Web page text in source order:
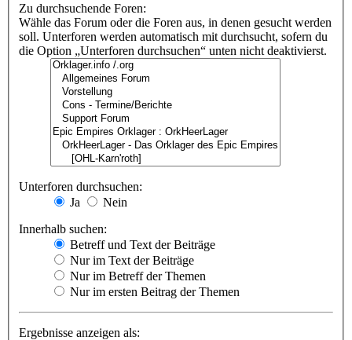
Zu durchsuchende Foren:
Wähle das Forum oder die Foren aus, in denen gesucht werden
soll. Unterforen werden automatisch mit durchsucht, sofern du
die Option „Unterforen durchsuchen“ unten nicht deaktivierst.
Unterforen durchsuchen:
Ja
Nein
Innerhalb suchen:
Betreff und Text der Beiträge
Nur im Text der Beiträge
Nur im Betreff der Themen
Nur im ersten Beitrag der Themen
Ergebnisse anzeigen als: